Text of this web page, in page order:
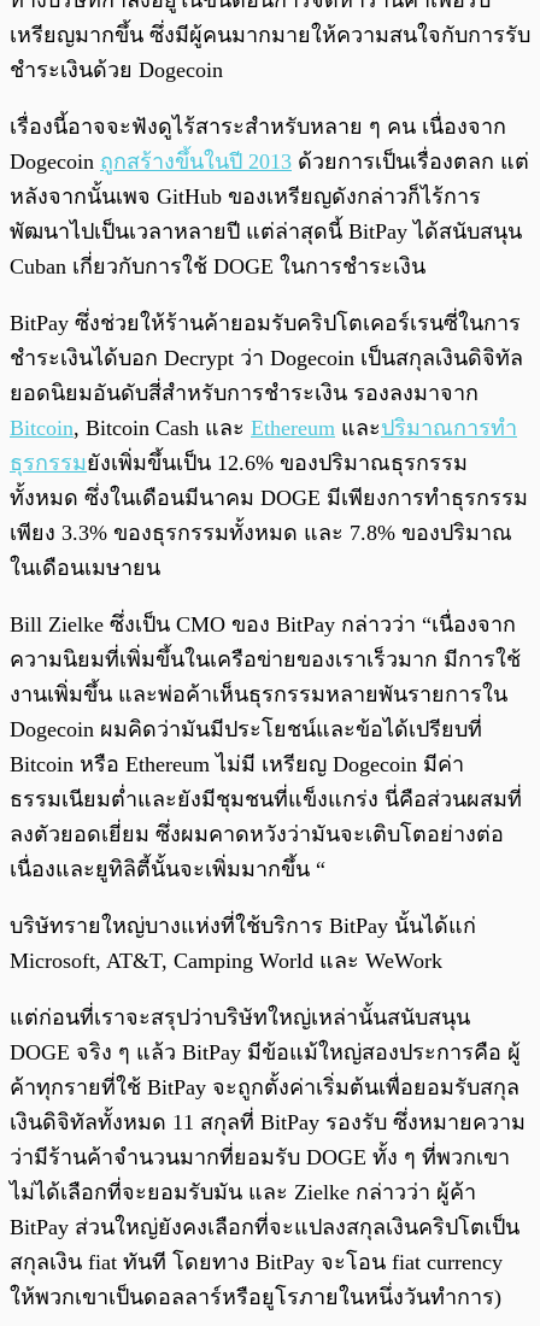
เหรียญมากขึ้น ซึ่งมีผู้คนมากมายให้ความสนใจกับการรับ
ชำระเงินด้วย Dogecoin
เรื่องนี้อาจจะฟังดูไร้สาระสำหรับหลาย ๆ คน เนื่องจาก
Dogecoin ถูกสร้างขึ้นในปี 2013 ด้วยการเป็นเรื่องตลก แต่
หลังจากนั้นเพจ GitHub ของเหรียญดังกล่าวก็ไร้การ
พัฒนาไปเป็นเวลาหลายปี แต่ล่าสุดนี้ BitPay ได้สนับสนุน
Cuban เกี่ยวกับการใช้ DOGE ในการชำระเงิน
BitPay ซึ่งช่วยให้ร้านค้ายอมรับคริปโตเคอร์เรนซี่ในการ
ชำระเงินได้บอก Decrypt ว่า Dogecoin เป็นสกุลเงินดิจิทัล
ยอดนิยมอันดับสี่สำหรับการชำระเงิน รองลงมาจาก
Bitcoin, Bitcoin Cash และ Ethereum และปริมาณการทำ
ธุรกรรมยังเพิ่มขึ้นเป็น 12.6% ของปริมาณธุรกรรม
ทั้งหมด ซึ่งในเดือนมีนาคม DOGE มีเพียงการทำธุรกรรม
เพียง 3.3% ของธุรกรรมทั้งหมด และ 7.8% ของปริมาณ
ในเดือนเมษายน
Bill Zielke ซึ่งเป็น CMO ของ BitPay กล่าวว่า “เนื่องจาก
ความนิยมที่เพิ่มขึ้นในเครือข่ายของเราเร็วมาก มีการใช้
งานเพิ่มขึ้น และพ่อค้าเห็นธุรกรรมหลายพันรายการใน
Dogecoin ผมคิดว่ามันมีประโยชน์และข้อได้เปรียบที่
Bitcoin หรือ Ethereum ไม่มี เหรียญ Dogecoin มีค่า
ธรรมเนียมต่ำและยังมีชุมชนที่แข็งแกร่ง นี่คือส่วนผสมที่
ลงตัวยอดเยี่ยม ซึ่งผมคาดหวังว่ามันจะเติบโตอย่างต่อ
เนื่องและยูทิลิตี้นั้นจะเพิ่มมากขึ้น “
บริษัทรายใหญ่บางแห่งที่ใช้บริการ BitPay นั้นได้แก่
Microsoft, AT&T, Camping World และ WeWork
แต่ก่อนที่เราจะสรุปว่าบริษัทใหญ่เหล่านั้นสนับสนุน
DOGE จริง ๆ แล้ว BitPay มีข้อแม้ใหญ่สองประการคือ ผู้
ค้าทุกรายที่ใช้ BitPay จะถูกตั้งค่าเริ่มต้นเพื่อยอมรับสกุล
เงินดิจิทัลทั้งหมด 11 สกุลที่ BitPay รองรับ ซึ่งหมายความ
ว่ามีร้านค้าจำนวนมากที่ยอมรับ DOGE ทั้ง ๆ ที่พวกเขา
ไม่ได้เลือกที่จะยอมรับมัน และ Zielke กล่าวว่า ผู้ค้า
BitPay ส่วนใหญ่ยังคงเลือกที่จะแปลงสกุลเงินคริปโตเป็น
สกุลเงิน fiat ทันที โดยทาง BitPay จะโอน fiat currency
ให้พวกเขาเป็นดอลลาร์หรือยูโรภายในหนึ่งวันทำการ)